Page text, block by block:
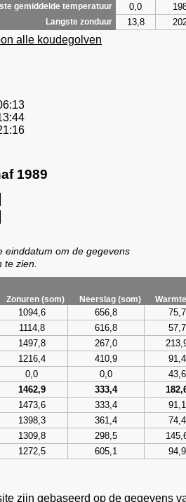
gemiddelde temperatuur 0,0
Langste zonduur 13,8
alle koudegolven
1989
einddatum om de gegevens
te zien.
Zonuren (som) Neerslag (som)
1094,6 656,8 75,7
1114,8 616,8 57,7
1497,8 267,0
1216,4 410,9 91,4
0,0 0,0 43,6
1462,9 333,4
1473,6 333,4 91,1
1398,3 361,4 74,4
1309,8 298,5
1272,5 605,1 94,9
zijn gebaseerd op de gegevens